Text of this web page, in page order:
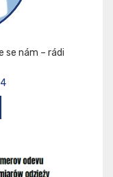
se nám – rádi